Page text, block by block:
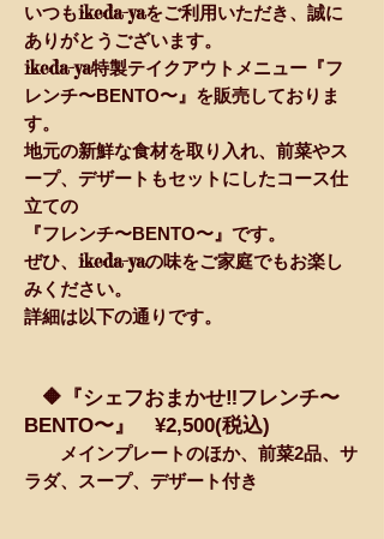
いつもikeda-yaをご利用いただき、誠に
ありがとうございます。
ikeda-ya特製テイクアウトメニュー『フ
レンチ〜BENTO〜』を販売しておりま
す。
地元の新鮮な食材を取り入れ、前菜やス
ープ、デザートもセットにしたコース仕
立ての
『フレンチ〜BENTO〜』です。
ぜひ、 ikeda-yaの味をご家庭でもお楽し
みください。
詳細は以下の通りです。
🔶『シェフおまかせ‼︎フレンチ〜
BENTO〜』 ¥2,500(税込)
メインプレートのほか、前菜2品、サ
ラダ、スープ、デザート付き